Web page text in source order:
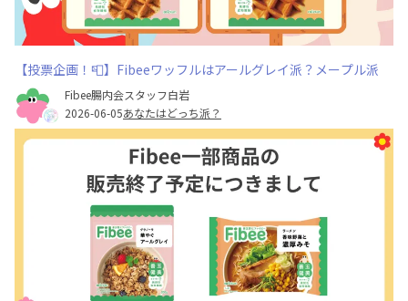
【投票企画！📮】Fibeeワッフルはアールグレイ派？メープル派
Fibee腸内会スタッフ白岩
2026-06-05あなたはどっち派？